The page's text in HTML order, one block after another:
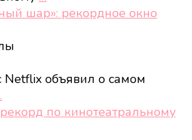
шар»: рекордное окно
Netflix объявил о самом
по кинотеатральному